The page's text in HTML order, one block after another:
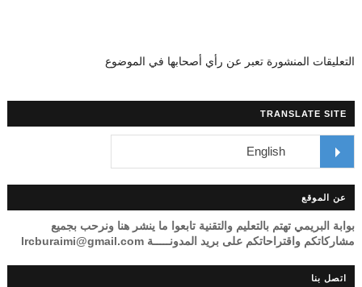
التعليقات المنشورة تعبر عن رأي أصحابها في الموضوع
TRANSLATE SITE
عن الموقع
بوابة البريمي تهتم بالتعليم والتقنية تابعوا ما ينشر هنا ونرحب بجميع
مشاركاتكم واقتراحاتكم على بريد المدونـــــة lrcburaimi@gmail.com
اتصل بنا